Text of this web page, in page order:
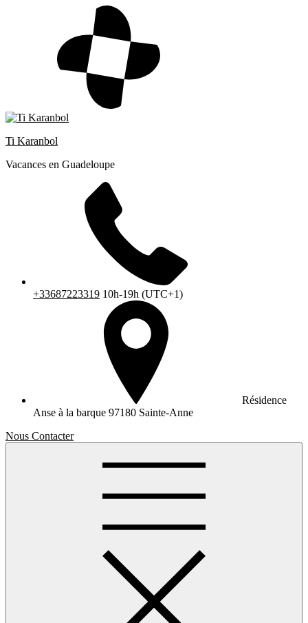
Ti Karanbol
Vacances en Guadeloupe
+33687223319 10h-19h (UTC+1)
Résidence
Anse à la barque 97180 Sainte-Anne
Nous Contacter